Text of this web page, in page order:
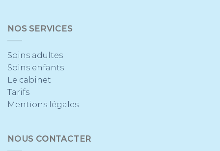
NOS SERVICES
Soins adultes
Soins enfants
Le cabinet
Tarifs
Mentions légales
NOUS CONTACTER